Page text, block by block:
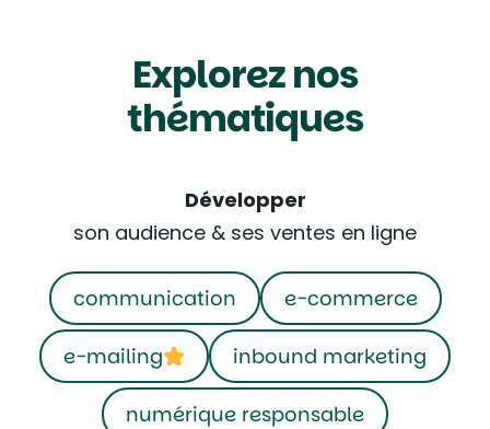
Explorez nos
thématiques
Développer
son audience & ses ventes en ligne
communication e-commerce
e-mailing inbound marketing
numérique responsable